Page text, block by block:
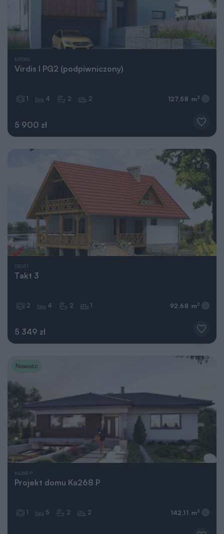
MT093
Virdis I PG2 (podpiwniczony)
5 900 zł
1 4 2 2 127,58 m 2
DS031
Takt 3
5 349 zł
2 4 2 1 92,68 m 2
Nowość
Ka268 P
Projekt domu Ka268 P
1 5 2 2 142,11 m 2